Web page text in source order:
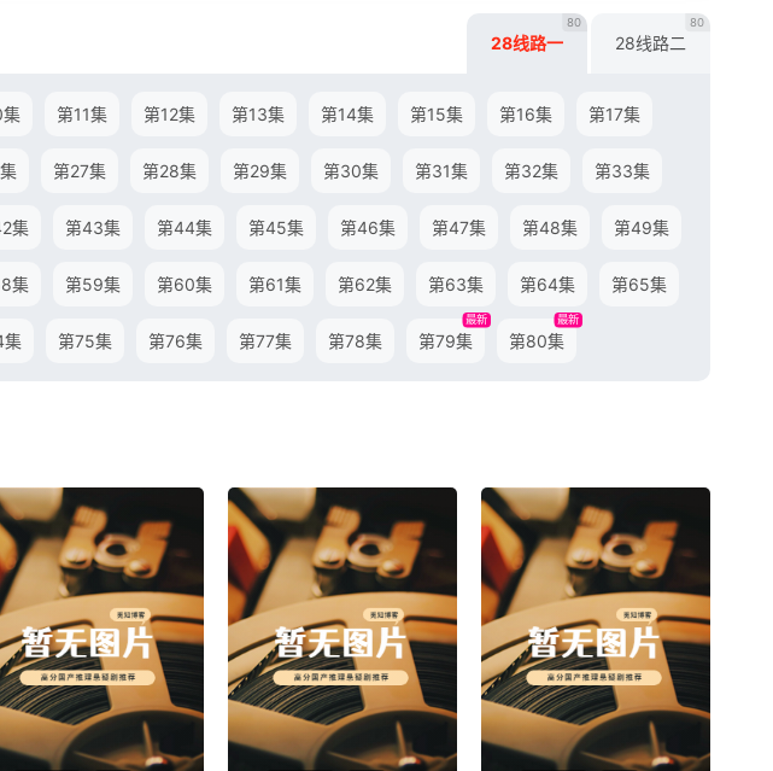
28线路一
80
28线路二
80
集 第11集 第12集 第13集 第14集 第15集 第16集 第17集
第27集 第28集 第29集 第30集 第31集 第32集 第33集
集 第43集 第44集 第45集 第46集 第47集 第48集 第49集
集 第59集 第60集 第61集 第62集 第63集 第64集 第65集
集 第75集 第76集 第77集 第78集 第79集
最新
第80集
最新